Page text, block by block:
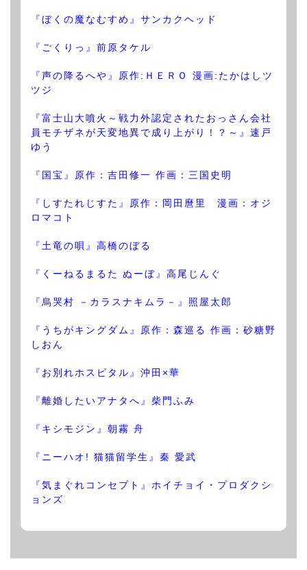
『ぼくの魔なむすめ』サンカクヘッド
『ごくりっ』前原タケル
『声の降るへや』原作:ＨＥＲＯ 漫画:たかはしツ
ツジ
『富士山大噴火～戦力外認定されたおっさん会社
員モチザネが天変地異で成り上がり！？～』速戸
ゆう
『国宝』原作：吉田修一 作画：三国史明
『しすたれじすた』原作：岡田麿里 漫画：オジ
ロマコト
『土竜の唄』高橋のぼる
『くーねるまるた ぬーぼ』高尾じんぐ
『烏哭村 －カラスナキムラ－』照屋太郎
『うちがキングダム』原作：森巡る 作画：砂糖野
しおん
『お別れホスピタル』沖田×華
『離婚したいアナタへ』柴門ふみ
『キシモジン』朝霧 舟
『ニーハオ! 猫猫留学生』秦 愛武
『気まぐれコンセプト』ホイチョイ・プロダクシ
ョンズ